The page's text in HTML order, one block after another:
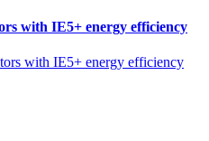
with IE5+ energy efficiency